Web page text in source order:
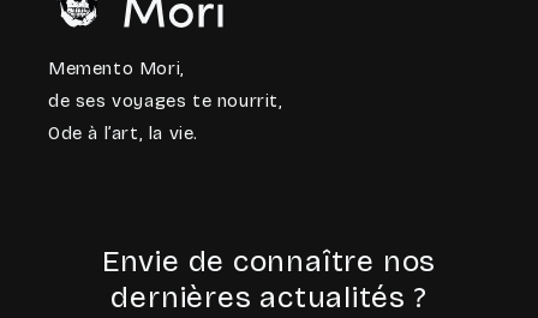
Memento Mori,
de ses voyages te nourrit,
Ode à l’art, la vie.
Envie de connaître nos
dernières actualités ?